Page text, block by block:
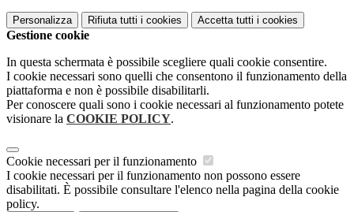
Personalizza Rifiuta tutti i cookies Accetta tutti i cookies
Gestione cookie
In questa schermata è possibile scegliere quali cookie consentire.
I cookie necessari sono quelli che consentono il funzionamento della
piattaforma e non è possibile disabilitarli.
Per conoscere quali sono i cookie necessari al funzionamento potete
visionare la COOKIE POLICY.
Cookie necessari per il funzionamento
I cookie necessari per il funzionamento non possono essere
disabilitati. È possibile consultare l'elenco nella pagina della cookie
policy.